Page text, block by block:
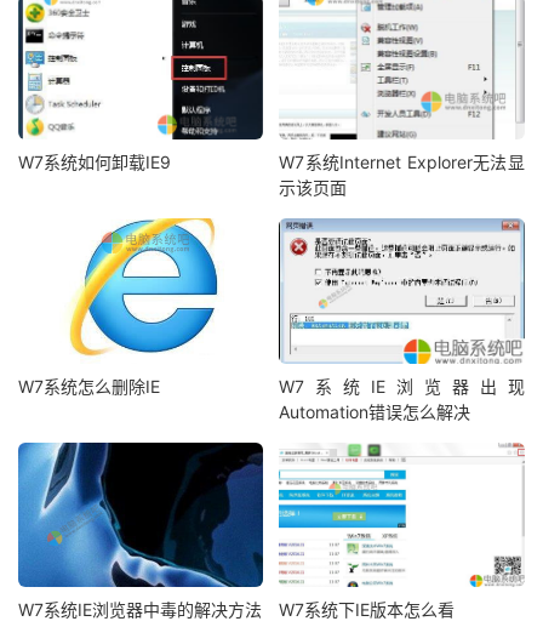
W7系统如何卸载IE9
W7系统Internet Explorer无法显
示该页面
W7系统怎么删除IE
W7系统IE浏览器出现
Automation错误怎么解决
W7系统IE浏览器中毒的解决方法 W7系统下IE版本怎么看